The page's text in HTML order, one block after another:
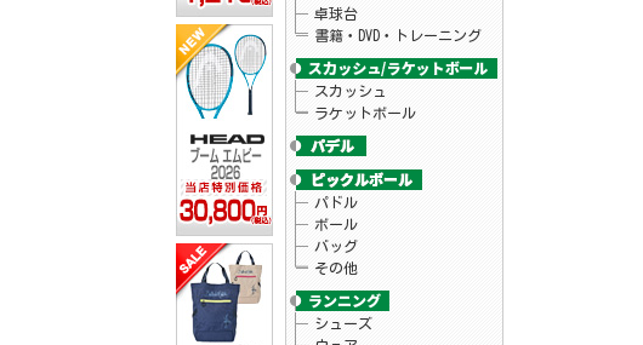
卓球台
書籍・DVD・トレーニング
スカッシュ
ラケットボール
パドル
ボール
バッグ
その他
シューズ